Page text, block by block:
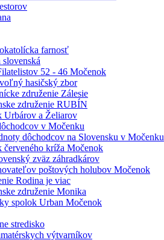
farnosť
52 - 46 Močenok
hasičský zbor
združenie Zálesie
združenie RUBÍN
Urbárov a Želiarov
v Močenku
dôchodcov na Slovensku v Močenku
červeného kríža Močenok
zväz záhradkárov
poštových holubov Močenok
Rodina je viac
združenie Monika
spolok Urban Močenok
stredisko
výtvarníkov